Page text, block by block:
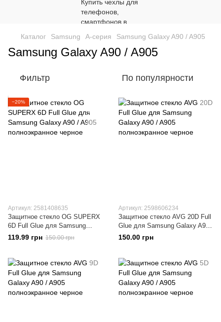
Каталог Samsung A-серия Samsung Galaxy A90 / A905
Samsung Galaxy A90 / A905
Фильтр По популярности
−20%
Артикул: 2581408635
Защитное стекло OG SUPERX
6D Full Glue для Samsung
Galaxy A90 / A905
полноэкранное черное
119.99 грн 150.00 грн
Артикул: 2598606234
Защитное стекло AVG 20D Full
Glue для Samsung Galaxy A90 /
A905 полноэкранное черное
150.00 грн